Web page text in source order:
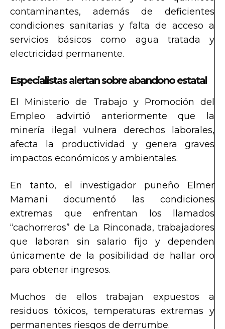
contaminantes, además de deficientes
condiciones sanitarias y falta de acceso a
servicios básicos como agua tratada y
electricidad permanente.
Especialistas alertan sobre abandono estatal
El Ministerio de Trabajo y Promoción del
Empleo advirtió anteriormente que la
minería ilegal vulnera derechos laborales,
afecta la productividad y genera graves
impactos económicos y ambientales.
En tanto, el investigador puneño Elmer
Mamani documentó las condiciones
extremas que enfrentan los llamados
“cachorreros” de La Rinconada, trabajadores
que laboran sin salario fijo y dependen
únicamente de la posibilidad de hallar oro
para obtener ingresos.
Muchos de ellos trabajan expuestos a
residuos tóxicos, temperaturas extremas y
permanentes riesgos de derrumbe.